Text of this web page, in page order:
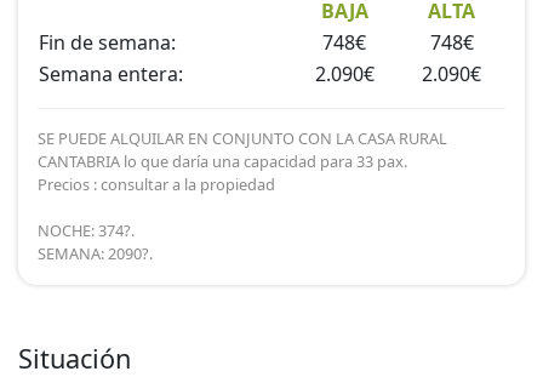
Situación
BAJA
ALTA
Fin de semana:
748€
748€
Semana entera:
2.090€ 2.090€
SE PUEDE ALQUILAR EN CONJUNTO CON LA CASA RURAL
CANTABRIA lo que daría una capacidad para 33 pax.
Precios : consultar a la propiedad
NOCHE: 374?.
SEMANA: 2090?.